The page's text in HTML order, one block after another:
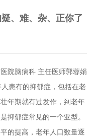
、难、杂、正你了
院脑病科 主任医师郭蓉娟
患有的抑郁症，包括在老
年期就有过发作，到老年
抑郁症常见的一个亚型。
的提高，老年人口数量逐